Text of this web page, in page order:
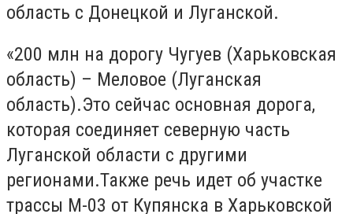
область с Донецкой и Луганской.
«200 млн на дорогу Чугуев (Харьковская
область) – Меловое (Луганская
область).Это сейчас основная дорога,
которая соединяет северную часть
Луганской области с другими
регионами.Также речь идет об участке
трассы М-03 от Купянска в Харьковской